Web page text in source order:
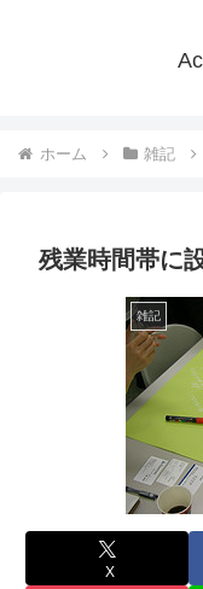
ホーム 雑記
残業時間帯に
雑記
X